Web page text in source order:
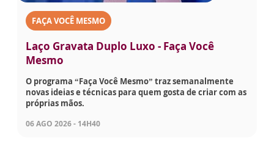
FAÇA VOCÊ MESMO
Laço Gravata Duplo Luxo - Faça Você
Mesmo
O programa “Faça Você Mesmo” traz semanalmente
novas ideias e técnicas para quem gosta de criar com as
próprias mãos.
06 AGO 2026 - 14H40